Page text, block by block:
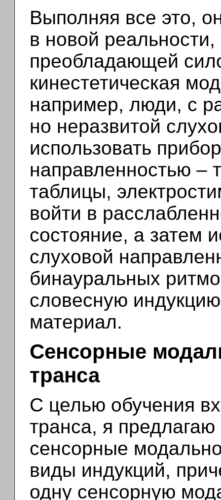
Выполняя все это,
в новой реальности,
преобладающей
кинестетическая
например, люди, с
но неразвитой
использовать
направленностью –
таблицы,
войти в
состояние, а затем
слуховой
бинауральных
словесную
материал.
Сенсорные
транса
С целью обучения
транса, я
сенсорные
виды индукций,
одну сенсорную